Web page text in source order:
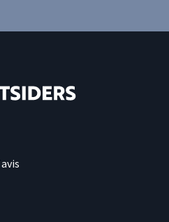
avis